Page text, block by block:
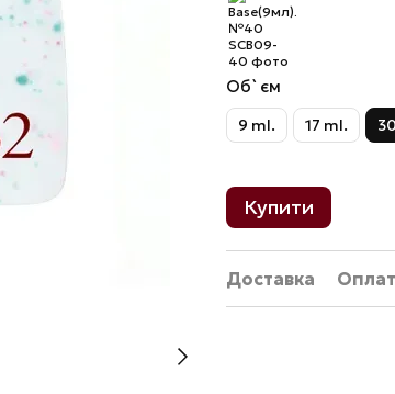
Об`єм
9 ml. 17 ml.
Купити
Доставка